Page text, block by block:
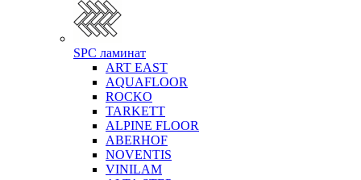
SPC ламинат
ART EAST
AQUAFLOOR
ROCKO
TARKETT
ALPINE FLOOR
ABERHOF
NOVENTIS
VINILAM